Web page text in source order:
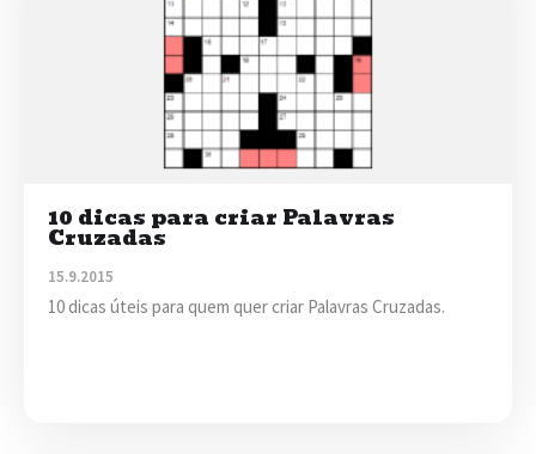
10 dicas para criar Palavras
Cruzadas
15.9.2015
10 dicas úteis para quem quer criar Palavras Cruzadas.